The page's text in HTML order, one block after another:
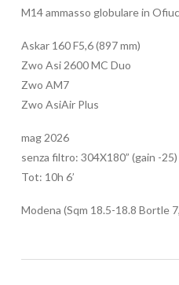
M14 ammasso globulare in
Askar 160 F5,6 (897 mm)
Zwo Asi 2600 MC Duo
Zwo AM7
Zwo AsiAir Plus
mag 2026
senza filtro: 304X180” (gain -25)
Tot: 10h 6’
Modena (Sqm 18.5-18.8 Bortle